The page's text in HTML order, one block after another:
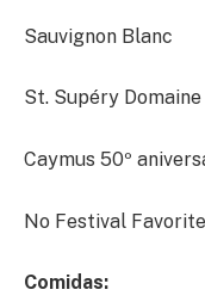
Sauvignon Blanc
St. Supéry Domaine
Caymus 50º
No Festival
Comidas: